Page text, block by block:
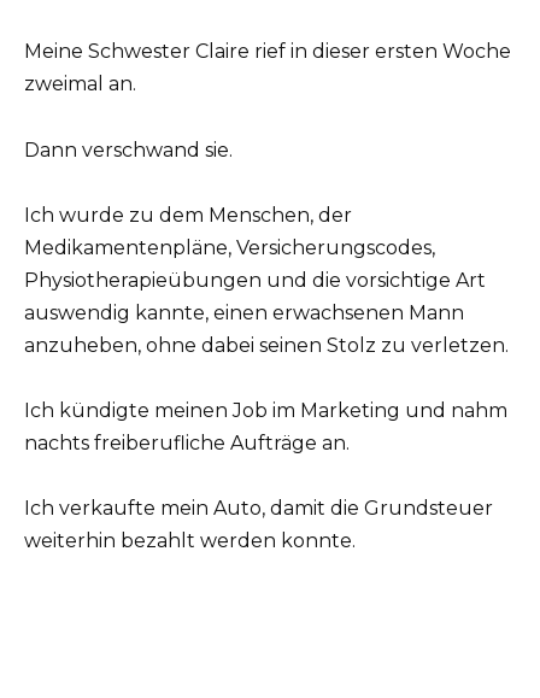
Meine Schwester Claire rief in dieser ersten Woche
zweimal an.
Dann verschwand sie.
Ich wurde zu dem Menschen, der
Medikamentenpläne, Versicherungscodes,
Physiotherapieübungen und die vorsichtige Art
auswendig kannte, einen erwachsenen Mann
anzuheben, ohne dabei seinen Stolz zu verletzen.
Ich kündigte meinen Job im Marketing und nahm
nachts freiberufliche Aufträge an.
Ich verkaufte mein Auto, damit die Grundsteuer
weiterhin bezahlt werden konnte.